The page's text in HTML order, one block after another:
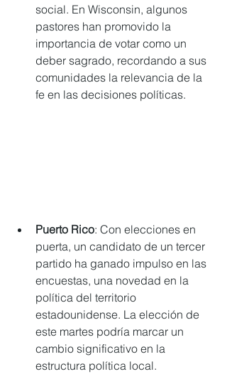
social. En Wisconsin, algunos
pastores han promovido la
importancia de votar como un
deber sagrado, recordando a sus
comunidades la relevancia de la
fe en las decisiones políticas.
Puerto Rico: Con elecciones en
puerta, un candidato de un tercer
partido ha ganado impulso en las
encuestas, una novedad en la
política del territorio
estadounidense. La elección de
este martes podría marcar un
cambio significativo en la
estructura política local.